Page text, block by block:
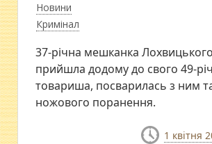
Новини
Кримінал
37-річна мешканка
прийшла додому до свого 49-
товариша, посварилась з ним
ножового поранення.
1 квітня